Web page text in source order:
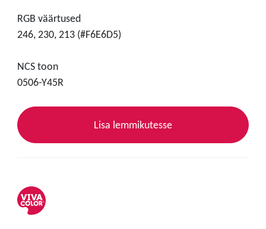
RGB väärtused
246, 230, 213 (#F6E6D5)
NCS toon
0506-Y45R
Lisa lemmikutesse